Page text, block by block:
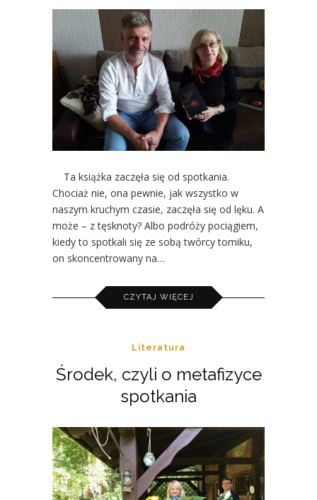
Ta książka zaczęła się od spotkania.
Chociaż nie, ona pewnie, jak wszystko w
naszym kruchym czasie, zaczęła się od lęku. A
może – z tęsknoty? Albo podróży pociągiem,
kiedy to spotkali się ze sobą twórcy tomiku,
on skoncentrowany na…
CZYTAJ WIĘCEJ
Literatura
Środek, czyli o metafizyce
spotkania